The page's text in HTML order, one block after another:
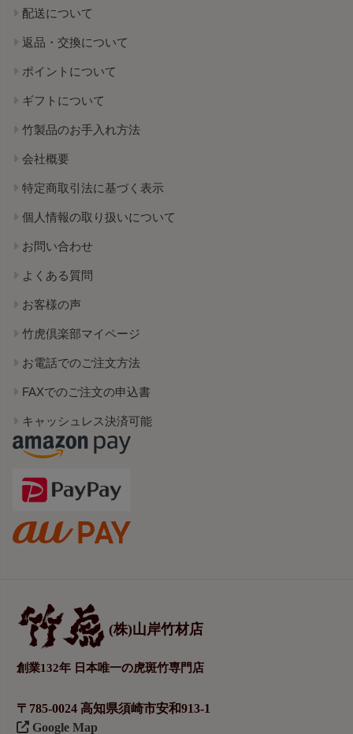
配送について
返品・交換について
ポイントについて
ギフトについて
竹製品のお手入れ方法
会社概要
特定商取引法に基づく表示
個人情報の取り扱いについて
お問い合わせ
よくある質問
お客様の声
竹虎倶楽部マイページ
お電話でのご注文方法
FAXでのご注文の申込書
キャッシュレス決済可能
(株)山岸竹材店
創業132年 日本唯一の虎斑竹専門店
〒785-0024 高知県須崎市安和913-1
Google Map